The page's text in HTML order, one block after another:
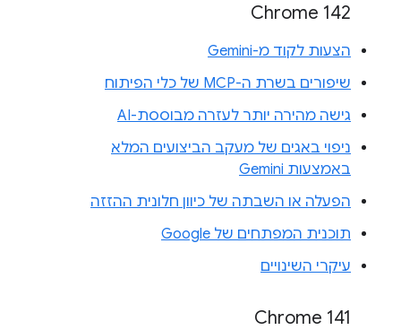
Chrome 142
הצעות לקוד מ-Gemini
שיפורים בשרת ה-MCP של כלי הפיתוח
גישה מהירה יותר לעזרה מבוססת-AI
ניפוי באגים של מעקב הביצועים המלא
באמצעות Gemini
הפעלה או השבתה של כיוון חלונית ההזזה
תוכנית המפתחים של Google
עיקרי השינויים
Chrome 141